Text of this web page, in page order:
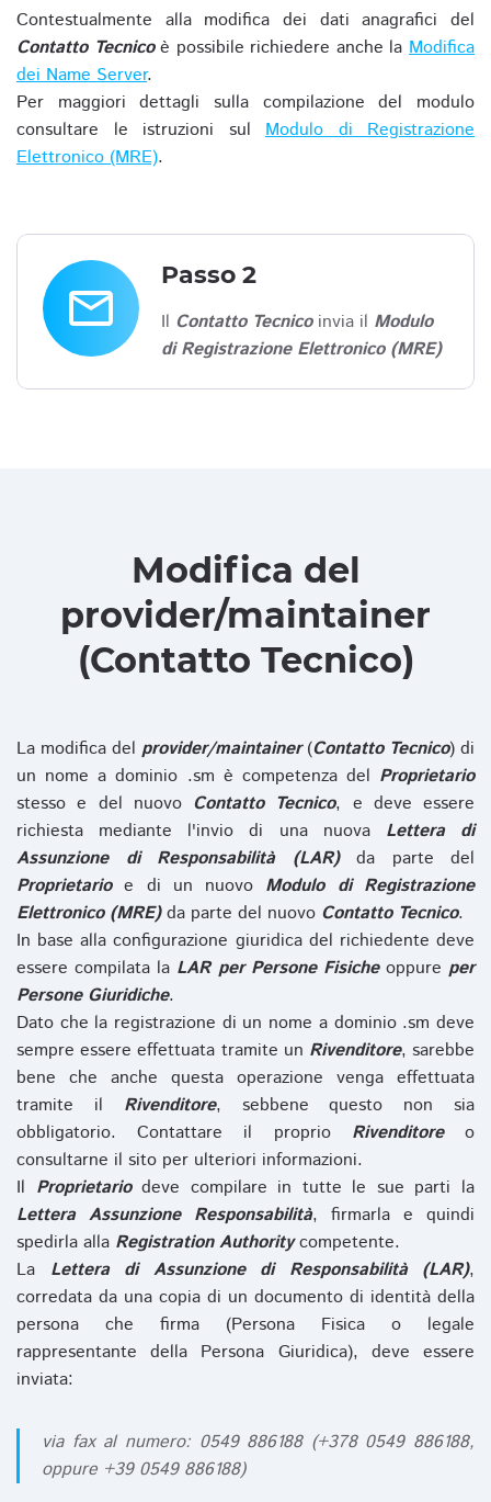
Contestualmente alla modifica dei dati anagrafici del
Contatto Tecnicoè possibile richiedere anche laModifica
dei Name Server.
Per maggiori dettagli sulla compilazione del modulo
consultare le istruzioni sul Modulo di Registrazione
Elettronico (MRE).
email
Passo 2
Il Contatto Tecnicoinvia il Modulo
di Registrazione Elettronico (MRE)
Modifica del
provider/maintainer
(Contatto Tecnico)
La modifica del provider/maintainer(Contatto Tecnico) di
un nome a dominio .sm è competenza del Proprietario
stesso e del nuovo Contatto Tecnico, e deve essere
richiesta mediante l'invio di una nuova Lettera di
Assunzione di Responsabilità (LAR)da parte del
Proprietarioe di un nuovo Modulo di Registrazione
Elettronico (MRE)da parte del nuovo Contatto Tecnico.
In base alla configurazione giuridica del richiedente deve
essere compilata la LAR per Persone Fisicheoppure per
Persone Giuridiche.
Dato che la registrazione di un nome a dominio .sm deve
sempre essere effettuata tramite un Rivenditore, sarebbe
bene che anche questa operazione venga effettuata
tramite il Rivenditore, sebbene questo non sia
obbligatorio. Contattare il proprio Rivenditoreo
consultarne il sito per ulteriori informazioni.
Il Proprietariodeve compilare in tutte le sue parti la
Lettera Assunzione Responsabilità, firmarla e quindi
spedirla alla Registration Authoritycompetente.
La Lettera di Assunzione di Responsabilità (LAR),
corredata da una copia di un documento di identità della
persona che firma (Persona Fisica o legale
rappresentante della Persona Giuridica), deve essere
inviata:
via fax al numero: 0549 886188 (+378 0549 886188,
oppure +39 0549 886188)